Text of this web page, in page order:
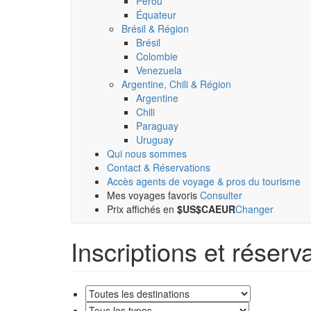
Équateur
Brésil & Région
Brésil
Colombie
Venezuela
Argentine, Chili & Région
Argentine
Chili
Paraguay
Uruguay
Qui nous sommes
Contact & Réservations
Accès agents de voyage & pros du tourisme
Mes voyages favoris Consulter
Prix affichés en $US$CAEURChanger
Inscriptions et